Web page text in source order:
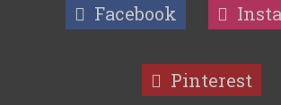
Facebook
Pinterest